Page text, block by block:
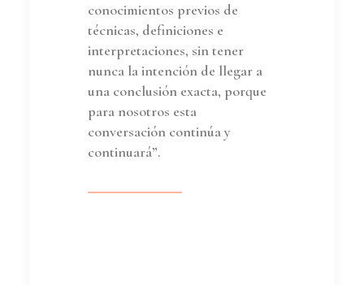
conocimientos previos de
técnicas, definiciones e
interpretaciones, sin tener
nunca la intención de llegar a
una conclusión exacta, porque
para nosotros esta
conversación continúa y
continuará”.